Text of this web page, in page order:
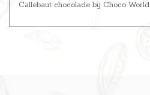
Callebaut chocolade bij Choco World